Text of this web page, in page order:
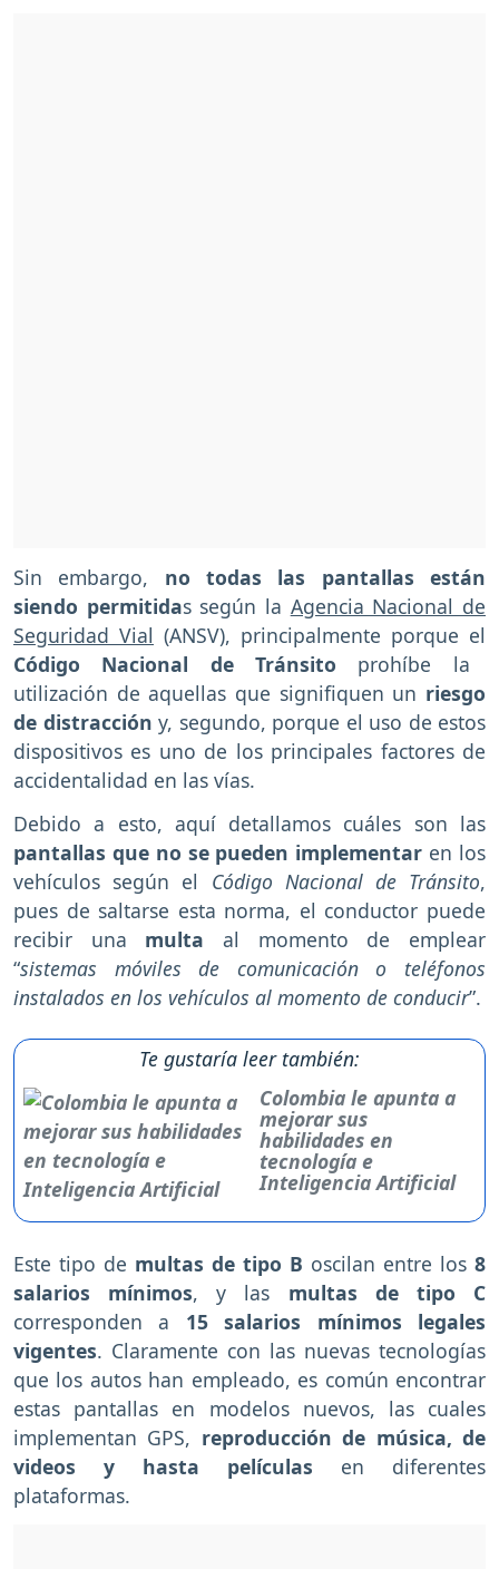
Sin embargo, no todas las pantallas están
siendo permitidas según la Agencia Nacional de
Seguridad Vial (ANSV), principalmente porque el
Código Nacional de Tránsito prohíbe la
utilización de aquellas que signifiquen un riesgo
de distracción y, segundo, porque el uso de estos
dispositivos es uno de los principales factores de
accidentalidad en las vías.
Debido a esto, aquí detallamos cuáles son las
pantallas que no se pueden implementar en los
vehículos según el Código Nacional de Tránsito,
pues de saltarse esta norma, el conductor puede
recibir una multaal momento de emplear
“sistemas móviles de comunicación o teléfonos
instalados en los vehículos al momento de conducir”.
Te gustaría leer también:
Colombia le apunta a
mejorar sus
habilidades en
tecnología e
Inteligencia Artificial
Este tipo de multas de tipo B oscilan entre los 8
salarios mínimos, y las multas de tipo C
corresponden a 15 salarios mínimos legales
vigentes. Claramente con las nuevas tecnologías
que los autos han empleado, es común encontrar
estas pantallas en modelos nuevos, las cuales
implementan GPS, reproducción de música, de
videos y hasta películas en diferentes
plataformas.